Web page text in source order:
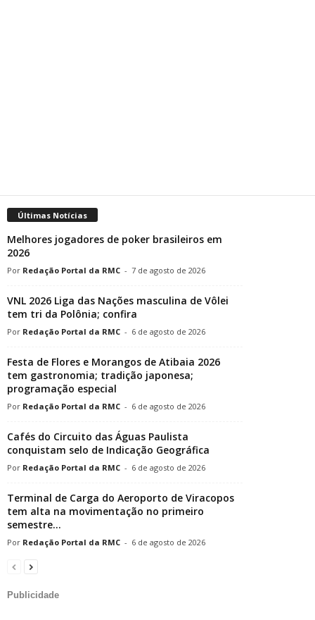
Últimas Notícias
Melhores jogadores de poker brasileiros em
2026
Redação Portal da RMC - 7 de agosto de 2026
VNL 2026 Liga das Nações masculina de Vôlei
tem tri da Polônia; confira
Redação Portal da RMC - 6 de agosto de 2026
Festa de Flores e Morangos de Atibaia 2026
tem gastronomia; tradição japonesa;
programação especial
Redação Portal da RMC - 6 de agosto de 2026
Cafés do Circuito das Águas Paulista
conquistam selo de Indicação Geográfica
Redação Portal da RMC - 6 de agosto de 2026
Terminal de Carga do Aeroporto de Viracopos
tem alta na movimentação no primeiro
semestre...
Redação Portal da RMC - 6 de agosto de 2026
Publicidade